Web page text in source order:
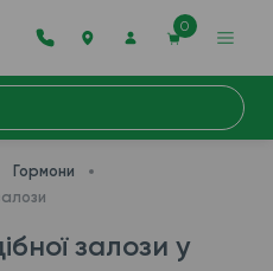
0
Гормони
залози у